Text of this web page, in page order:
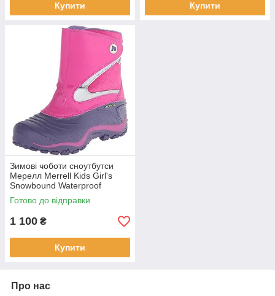
Купити Купити
Зимові чоботи сноутбутси
Мерелл Merrell Kids Girl's
Snowbound Waterproof
Готово до відправки
1 100 ₴
Купити
Про нас